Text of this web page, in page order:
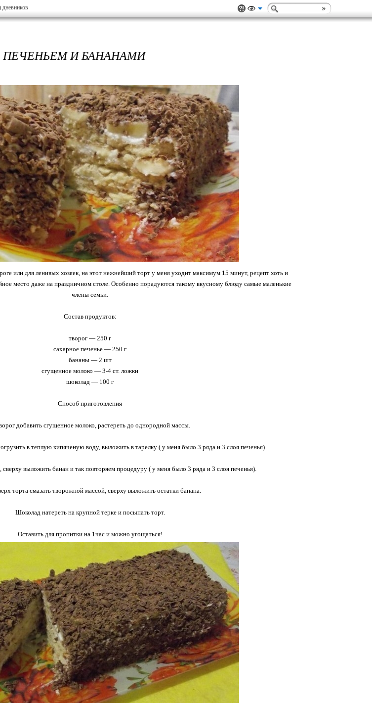
дневников
И БАНАНАМИ
или для ленивых хозяек, на этот нежнейший торт у меня уходит максимум 15 минут, рецепт хоть и
место даже на праздничном столе. Особенно порадуются такому вкусному блюду самые маленькие
члены семьи.
Состав продуктов:
творог — 250 г
сахарное печенье — 250 г
бананы — 2 шт
сгущенное молоко — 3-4 ст. ложки
шоколад — 100 г
Способ приготовления
добавить сгущенное молоко, растереть до однородной массы.
в теплую кипяченую воду, выложить в тарелку ( у меня было 3 ряда и 3 слоя печенья)
выложить банан и так повторяем процедуру ( у меня было 3 ряда и 3 слоя печенья).
торта смазать творожной массой, сверху выложить остатки банана.
Шоколад натереть на крупной терке и посыпать торт.
Оставить для пропитки на 1час и можно угощаться!